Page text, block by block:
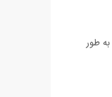
به طور